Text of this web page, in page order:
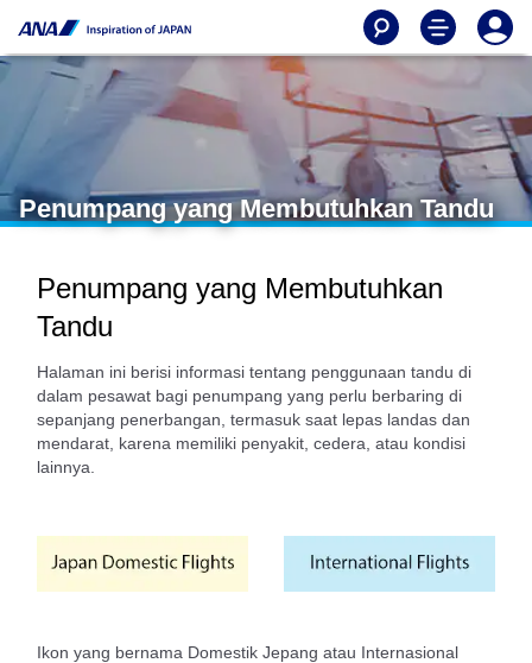
Penumpang yang Membutuhkan Tandu
Penumpang yang Membutuhkan
Tandu
Halaman ini berisi informasi tentang penggunaan tandu di
dalam pesawat bagi penumpang yang perlu berbaring di
sepanjang penerbangan, termasuk saat lepas landas dan
mendarat, karena memiliki penyakit, cedera, atau kondisi
lainnya.
Ikon yang bernama Domestik Jepang atau Internasional